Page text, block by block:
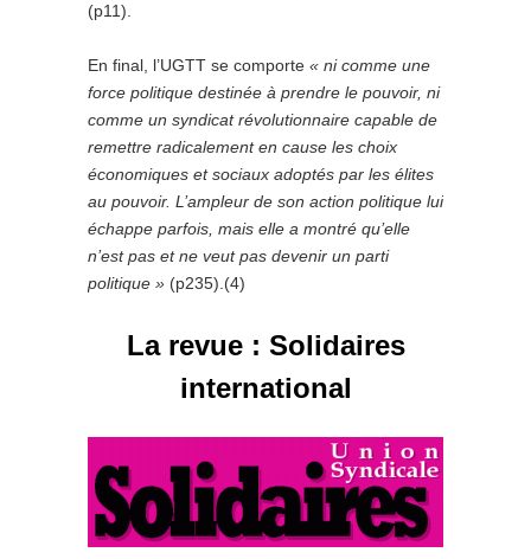
(p11).
En final, l’UGTT se comporte « ni comme une
force politique destinée à prendre le pouvoir, ni
comme un syndicat révolutionnaire capable de
remettre radicalement en cause les choix
économiques et sociaux adoptés par les élites
au pouvoir. L’ampleur de son action politique lui
échappe parfois, mais elle a montré qu’elle
n’est pas et ne veut pas devenir un parti
politique » (p235).(4)
La revue : Solidaires
international